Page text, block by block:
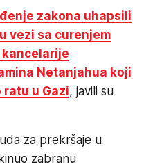
zakona uhapsili
vezi sa curenjem
Netanjahua koji
u Gazi, javili su
za prekršaje u
zabranu